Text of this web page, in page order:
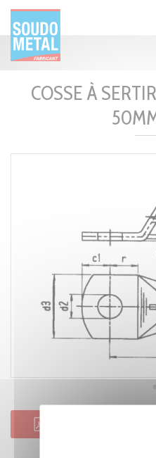
COSSE À
Panneau de gestion des cookies